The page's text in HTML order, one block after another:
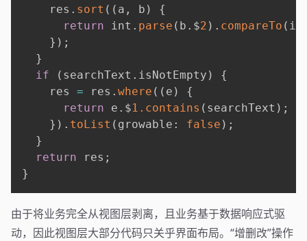
    res
. sort ( ( a , b )
{
return int . parse ( b . $2 ) . compareTo (
} ) ;
}
if
( searchText . isNotEmpty )
{
    res
= res . where ( ( e )
{
return e . $1. contains ( searchText ) ;
} ) . toList ( growable : false ) ;
}
return res ;
}
由于将业务完全从视图层剥离，且业务基于数据响应式驱
动，因此视图层大部分代码只关乎界面布局。“增删改”操作